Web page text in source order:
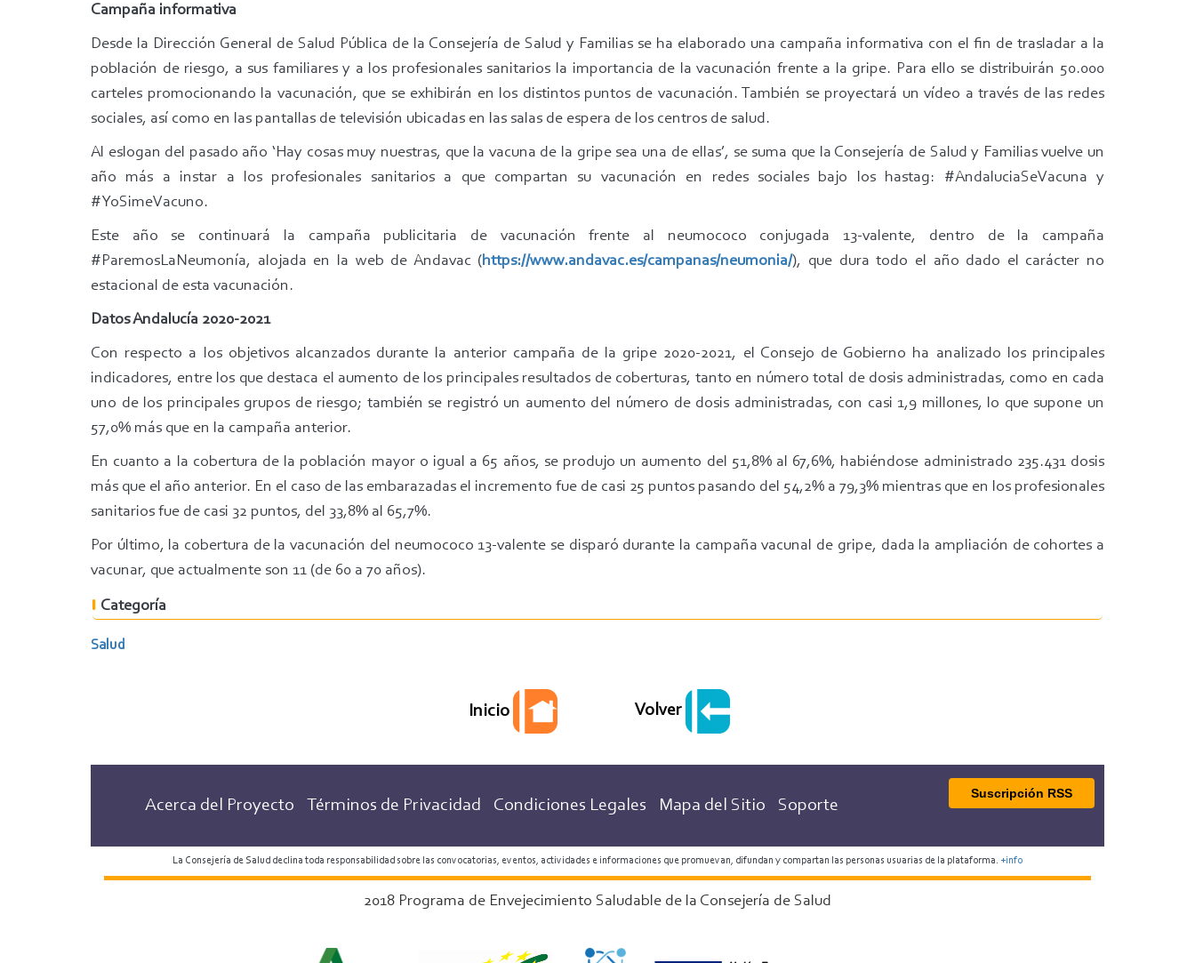
Campaña informativa
Desde la Dirección General de Salud Pública de la Consejería de Salud y Familias se ha elaborado una campaña informativa con el fin de trasladar a la
población de riesgo, a sus familiares y a los profesionales sanitarios la importancia de la vacunación frente a la gripe. Para ello se distribuirán 50.000
carteles promocionando la vacunación, que se exhibirán en los distintos puntos de vacunación. También se proyectará un vídeo a través de las redes
sociales, así como en las pantallas de televisión ubicadas en las salas de espera de los centros de salud.
Al eslogan del pasado año ‘Hay cosas muy nuestras, que la vacuna de la gripe sea una de ellas’, se suma que la Consejería de Salud y Familias vuelve un
año más a instar a los profesionales sanitarios a que compartan su vacunación en redes sociales bajo los hastag: #AndaluciaSeVacuna y
#YoSimeVacuno.
Este año se continuará la campaña publicitaria de vacunación frente al neumococo conjugada 13-valente, dentro de la campaña
#ParemosLaNeumonía, alojada en la web de Andavac (https://www.andavac.es/campanas/neumonia/), que dura todo el año dado el carácter no
estacional de esta vacunación.
Datos Andalucía 2020-2021
Con respecto a los objetivos alcanzados durante la anterior campaña de la gripe 2020-2021, el Consejo de Gobierno ha analizado los principales
indicadores, entre los que destaca el aumento de los principales resultados de coberturas, tanto en número total de dosis administradas, como en cada
uno de los principales grupos de riesgo; también se registró un aumento del número de dosis administradas, con casi 1,9 millones, lo que supone un
57,0% más que en la campaña anterior.
En cuanto a la cobertura de la población mayor o igual a 65 años, se produjo un aumento del 51,8% al 67,6%, habiéndose administrado 235.431 dosis
más que el año anterior. En el caso de las embarazadas el incremento fue de casi 25 puntos pasando del 54,2% a 79,3% mientras que en los profesionales
sanitarios fue de casi 32 puntos, del 33,8% al 65,7%.
Por último, la cobertura de la vacunación del neumococo 13-valente se disparó durante la campaña vacunal de gripe, dada la ampliación de cohortes a
vacunar, que actualmente son 11 (de 60 a 70 años).
Categoría
Salud
Inicio Volver
Acerca del Proyecto Términos de Privacidad Condiciones Legales Mapa del Sitio Soporte
Suscripción RSS
La Consejería de Salud declina toda responsabilidad sobre las convocatorias, eventos, actividades e informaciones que promuevan, difundan y compartan las personas usuarias de la plataforma. +info
2018 Programa de Envejecimiento Saludable de la Consejería de Salud